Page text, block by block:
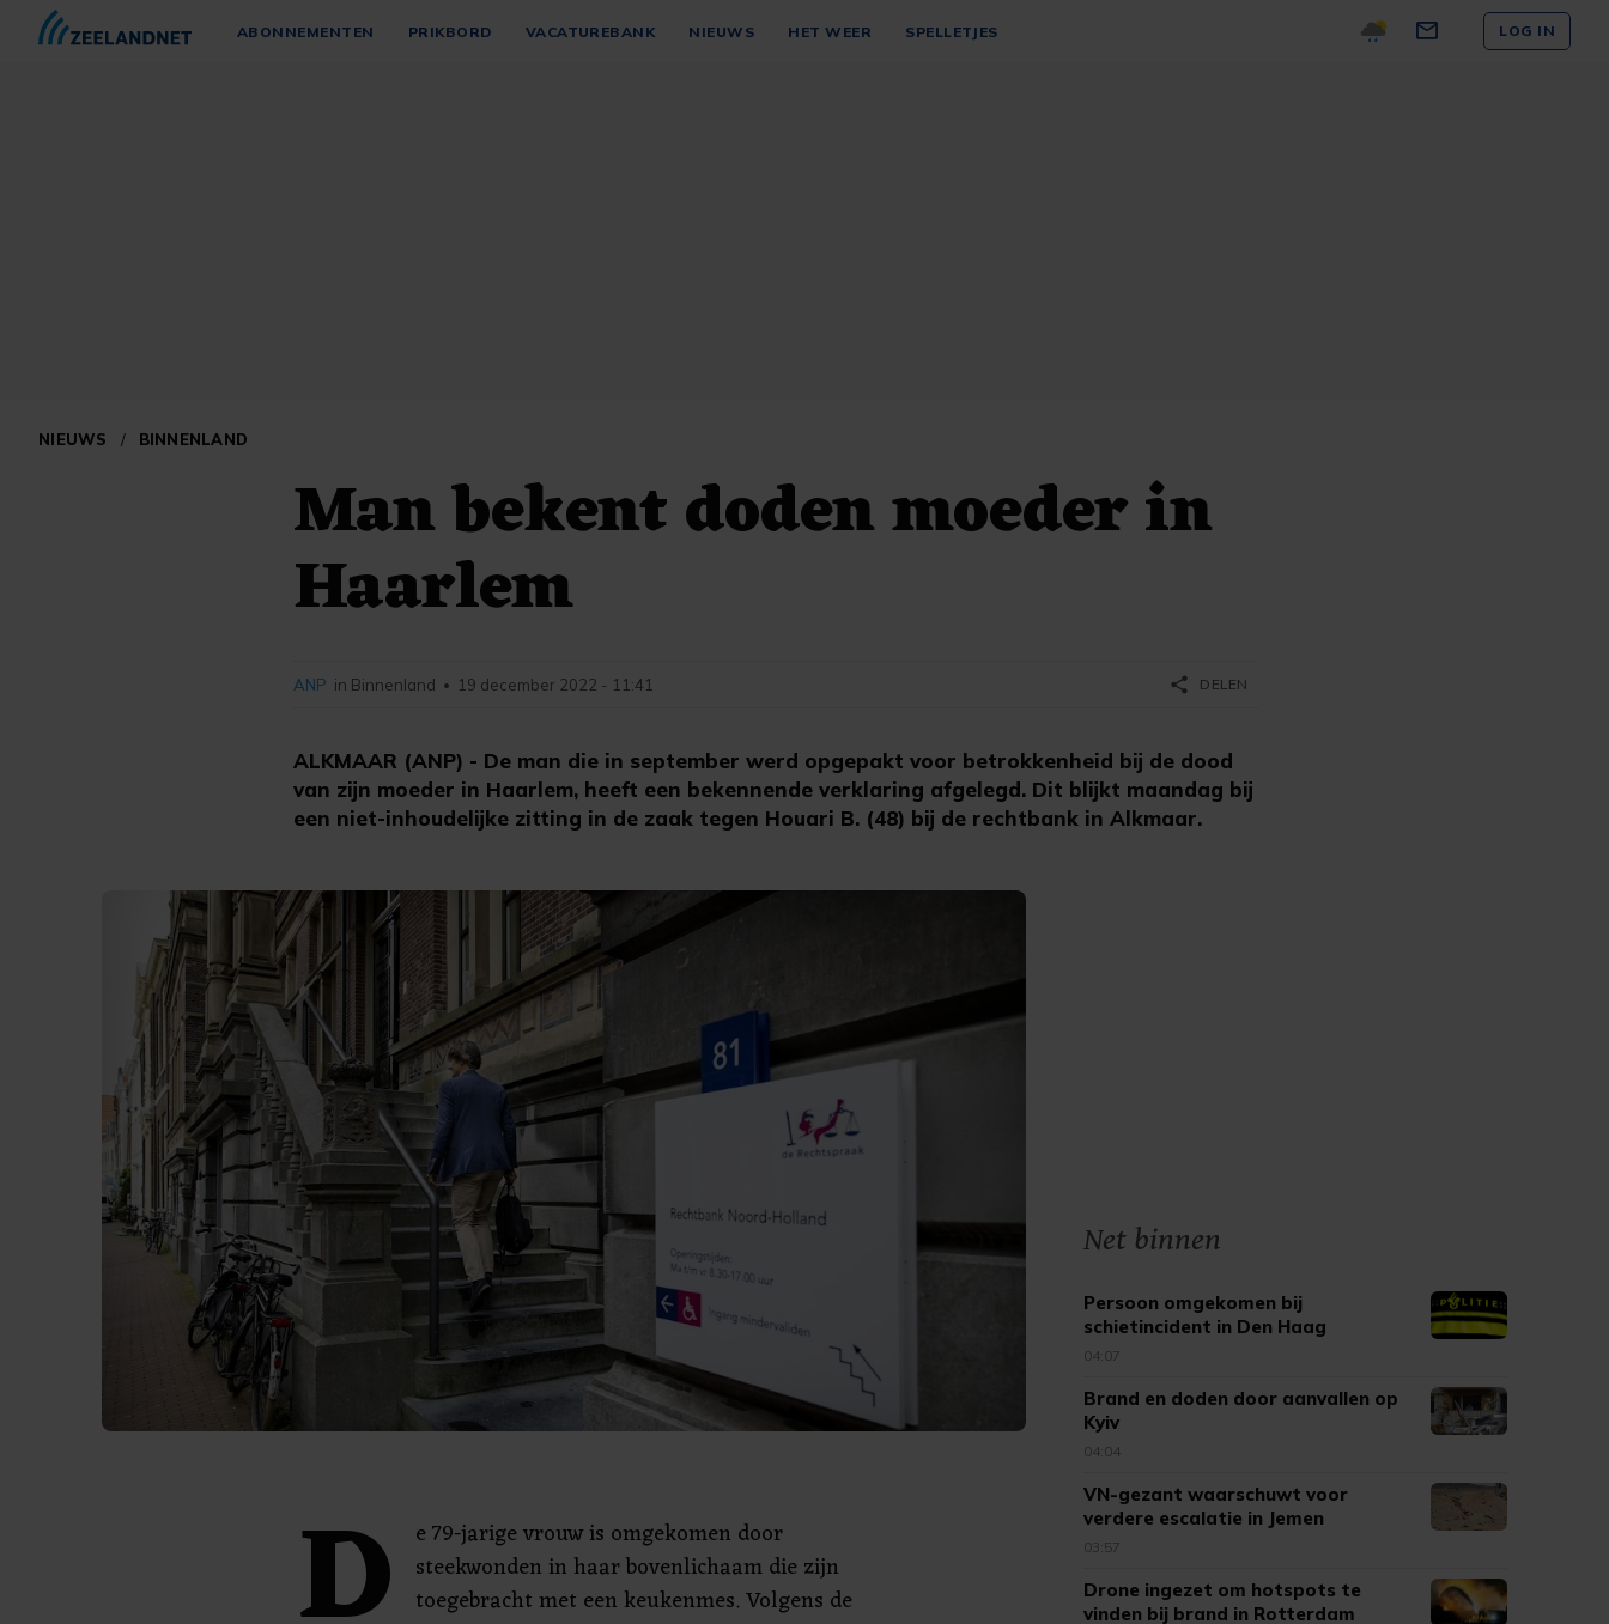
ABONNEMENTEN PRIKBORD VACATUREBANK NIEUWS HET WEER SPELLETJES LOG IN
NIEUWS / BINNENLAND
Man bekent doden moeder in
Haarlem
ALKMAAR (ANP) - De man die in september werd opgepakt voor betrokkenheid bij de dood
van zijn moeder in Haarlem, heeft een bekennende verklaring afgelegd. Dit blijkt maandag bij
een niet-inhoudelijke zitting in de zaak tegen Houari B. (48) bij de rechtbank in Alkmaar.
ANP in Binnenland • 19 december 2022 - 11:41 share DELEN
e 79-jarige vrouw is omgekomen door
steekwonden in haar bovenlichaam die zijn
toegebracht met een keukenmes. Volgens de
Net binnen
Persoon omgekomen bij
schietincident in Den Haag
04:07
Brand en doden door aanvallen op
Kyiv
04:04
VN-gezant waarschuwt voor
verdere escalatie in Jemen
03:57
Drone ingezet om hotspots te
vinden bij brand in Rotterdam